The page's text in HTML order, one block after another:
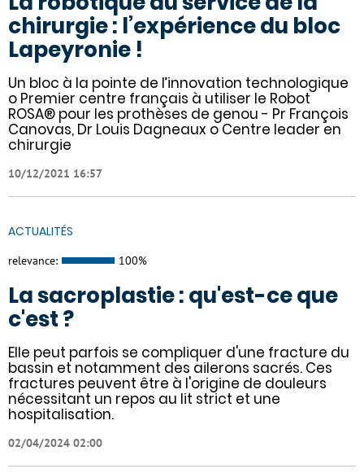
chirurgie : l’expérience du bloc
Lapeyronie !
Un bloc à la pointe de l’innovation technologique
o Premier centre français à utiliser le Robot
ROSA® pour les prothèses de genou - Pr François
Canovas, Dr Louis Dagneaux o Centre leader en
chirurgie
10/12/2021 16:57
ACTUALITÉS
relevance: 100%
La sacroplastie : qu'est-ce que
c'est ?
Elle peut parfois se compliquer d'une fracture du
bassin et notamment des ailerons sacrés. Ces
fractures peuvent être à l'origine de douleurs
nécessitant un repos au lit strict et une
hospitalisation.
02/04/2024 02:00